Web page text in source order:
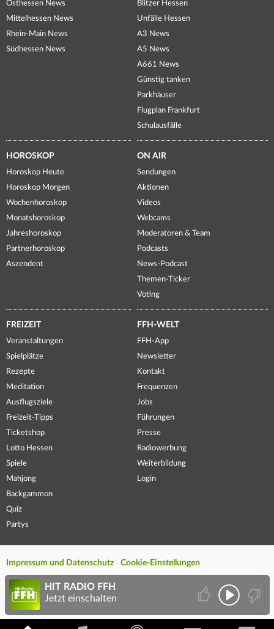
Osthessen News
Mittelhessen News
Rhein-Main News
Südhessen News
Blitzer Hessen
Unfälle Hessen
A3 News
A5 News
A661 News
Günstig tanken
Parkhäuser
Flugplan Frankfurt
Schulausfälle
HOROSKOP
Horoskop Heute
Horoskop Morgen
Wochenhoroskop
Monatshoroskop
Jahreshoroskop
Partnerhoroskop
Aszendent
ON AIR
Sendungen
Aktionen
Videos
Webcams
Moderatoren & Team
Podcasts
News-Podcast
Themen-Ticker
Voting
FREIZEIT
Veranstaltungen
Spielplätze
Rezepte
Meditation
Ausflugsziele
Freizeit-Tipps
Ticketshop
Lotto Hessen
Spiele
Mahjong
Backgammon
Quiz
Partys
FFH-WELT
FFH-App
Newsletter
Kontakt
Frequenzen
Jobs
Führungen
Presse
Radiowerbung
Weiterbildung
Login
Impressum und Datenschutz Cookie-Einstellungen
HIT RADIO FFH
Jetzt einschalten